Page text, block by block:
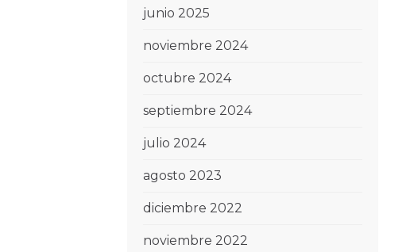
junio 2025
noviembre 2024
octubre 2024
septiembre 2024
julio 2024
agosto 2023
diciembre 2022
noviembre 2022